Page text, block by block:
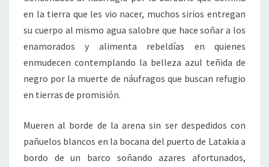
en la tierra que les vio nacer, muchos sirios entregan
su cuerpo al mismo agua salobre que hace soñar a los
enamorados y alimenta rebeldías en quienes
enmudecen contemplando la belleza azul teñida de
negro por la muerte de náufragos que buscan refugio
en tierras de promisión.
Mueren al borde de la arena sin ser despedidos con
pañuelos blancos en la bocana del puerto de Latakia a
bordo de un barco soñando azares afortunados,